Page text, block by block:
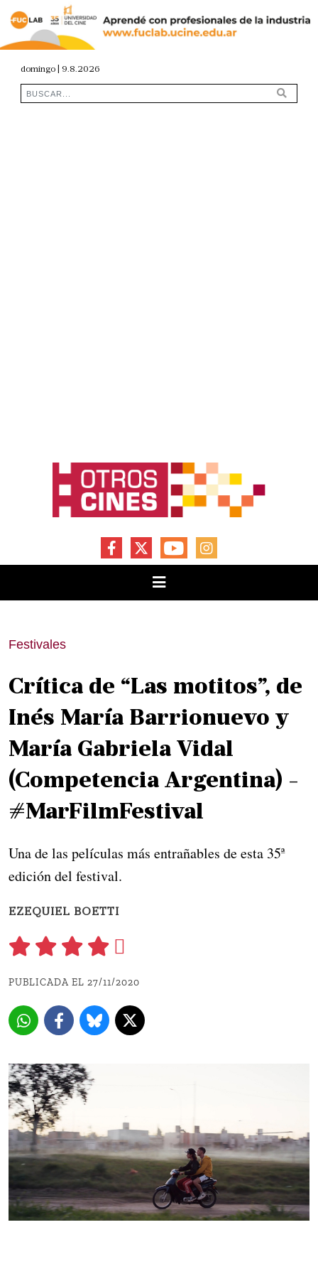
domingo | 9.8.2026
FACEBOOKYOUTUBEINSTAGRAM
Festivales
Crítica de “Las motitos”, de
Inés María Barrionuevo y
María Gabriela Vidal
(Competencia Argentina) -
#MarFilmFestival
Una de las películas más entrañables de esta 35ª
edición del festival.
EZEQUIEL BOETTI
PUBLICADA EL 27/11/2020